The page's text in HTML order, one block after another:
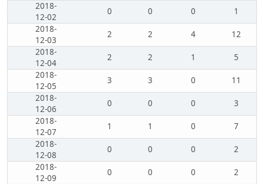
2018-
12-02
0 0 0
1
2018-
12-03
2 2 4
12
2018-
12-04
2 2 1
5
2018-
12-05
3 3 0
11
2018-
12-06
0 0 0
3
2018-
12-07
1 1 0
7
2018-
12-08
0 0 0
2
2018-
12-09
0 0 0
2